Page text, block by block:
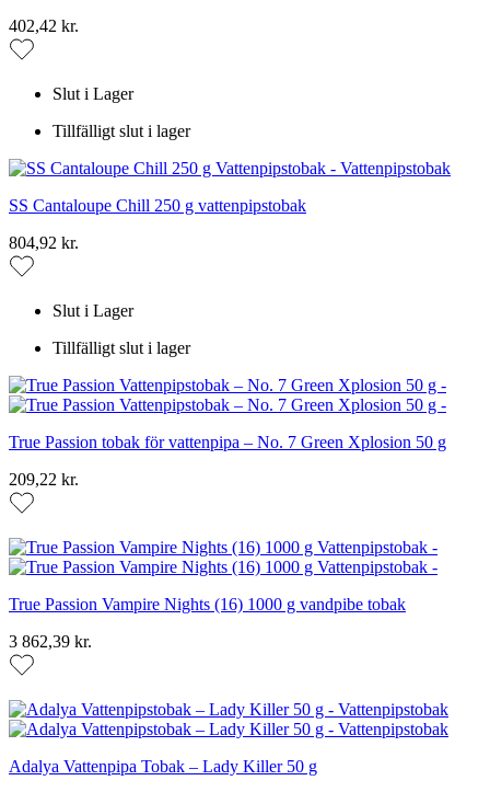
402,42 kr.
Slut i Lager
Tillfälligt slut i lager
SS Cantaloupe Chill 250 g vattenpipstobak
804,92 kr.
Slut i Lager
Tillfälligt slut i lager
True Passion tobak för vattenpipa – No. 7 Green Xplosion 50 g
209,22 kr.
True Passion Vampire Nights (16) 1000 g vandpibe tobak
3 862,39 kr.
Adalya Vattenpipa Tobak – Lady Killer 50 g